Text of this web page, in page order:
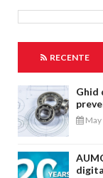
RECENTE
Ghid